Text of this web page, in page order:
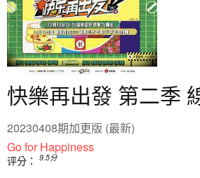
快樂再出發 第二季
20230408期加更版 (最新)
Go for Happiness
评分： 9.5分